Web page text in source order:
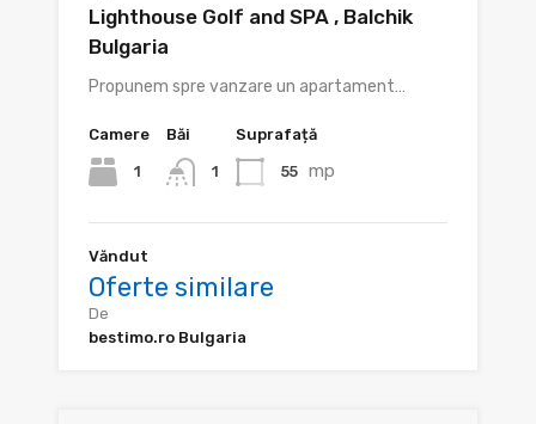
Lighthouse Golf and SPA , Balchik
Bulgaria
Propunem spre vanzare un apartament…
Camere
1
Băi
1
Suprafață
55 mp
Văndut
Oferte similare
De
bestimo.ro Bulgaria